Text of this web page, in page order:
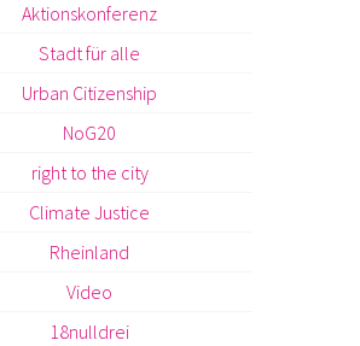
Aktionskonferenz
Stadt für alle
Urban Citizenship
NoG20
right to the city
Climate Justice
Rheinland
Video
18nulldrei